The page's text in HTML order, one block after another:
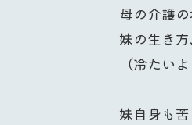
母の介護
妹の生き
（冷たい
妹自身も苦